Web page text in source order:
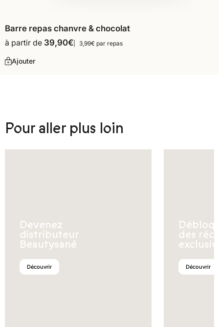
Barre repas chanvre & chocolat
à partir de 39,90€ 3,99€ par repas
Ajouter
Pour aller plus loin
Devenez
distributeur
Beautysané
Découvrir
des
Découvrir